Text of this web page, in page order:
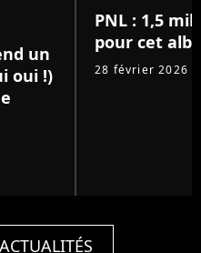
un
oui !)
PNL : 1,5
pour cet
28 février 2026